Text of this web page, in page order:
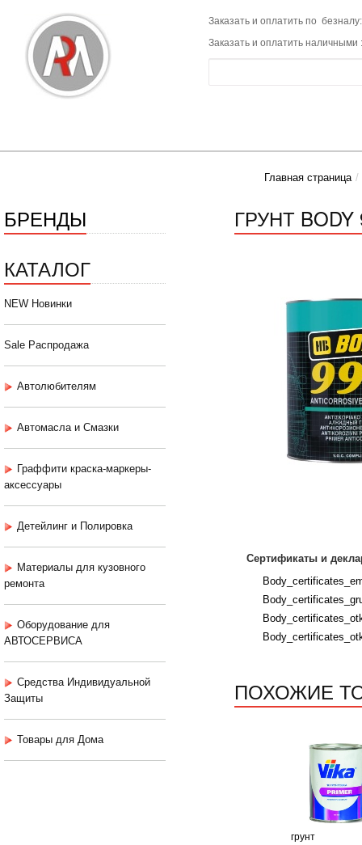
Заказать и оплатить по
Заказать и оплатить наличными
Главная страница
БРЕНДЫ
КАТАЛОГ
NEW Новинки
Sale Распродажа
Автолюбителям
Автомасла и Смазки
Граффити краска-маркеры-
аксессуары
Детейлинг и Полировка
Материалы для кузовного
ремонта
Оборудование для
АВТОСЕРВИСА
Средства Индивидуальной
Защиты
Товары для Дома
ГРУНТ
Сертификаты и
ПОХОЖИЕ
грунт